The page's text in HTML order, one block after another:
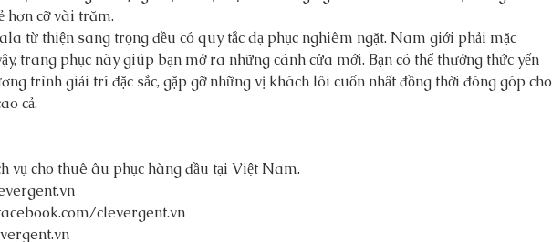
hơn cỡ vài trăm.
từ thiện sang trọng đều có quy tắc dạ phục nghiêm ngặt. Nam giới phải mặc
trang phục này giúp bạn mở ra những cánh cửa mới. Bạn có thể thưởng thức yến
trình giải trí đặc sắc, gặp gỡ những vị khách lôi cuốn nhất đồng thời đóng góp cho
cả.
vụ cho thuê âu phục hàng đầu tại Việt Nam.
clevergent.vn